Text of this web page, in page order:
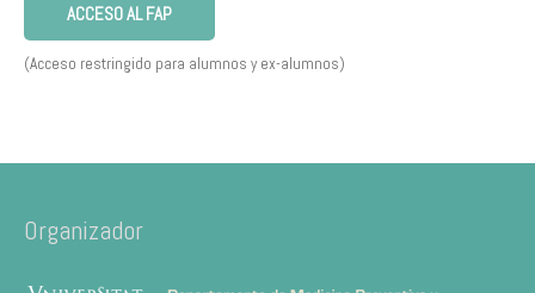
ACCESO AL FAP
(Acceso restringido para alumnos y ex-alumnos)
Organizador